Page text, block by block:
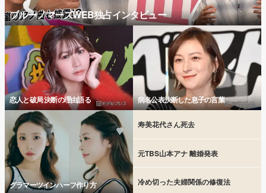
ブルーノマーズWEB独占インタビュー
恋人と破局 決断の理由語る 病名公表決断した息子の言葉
グラマーツインハーフ作り方
寿美花代さん死去
元TBS山本アナ 離婚発表
冷め切った夫婦関係の修復法